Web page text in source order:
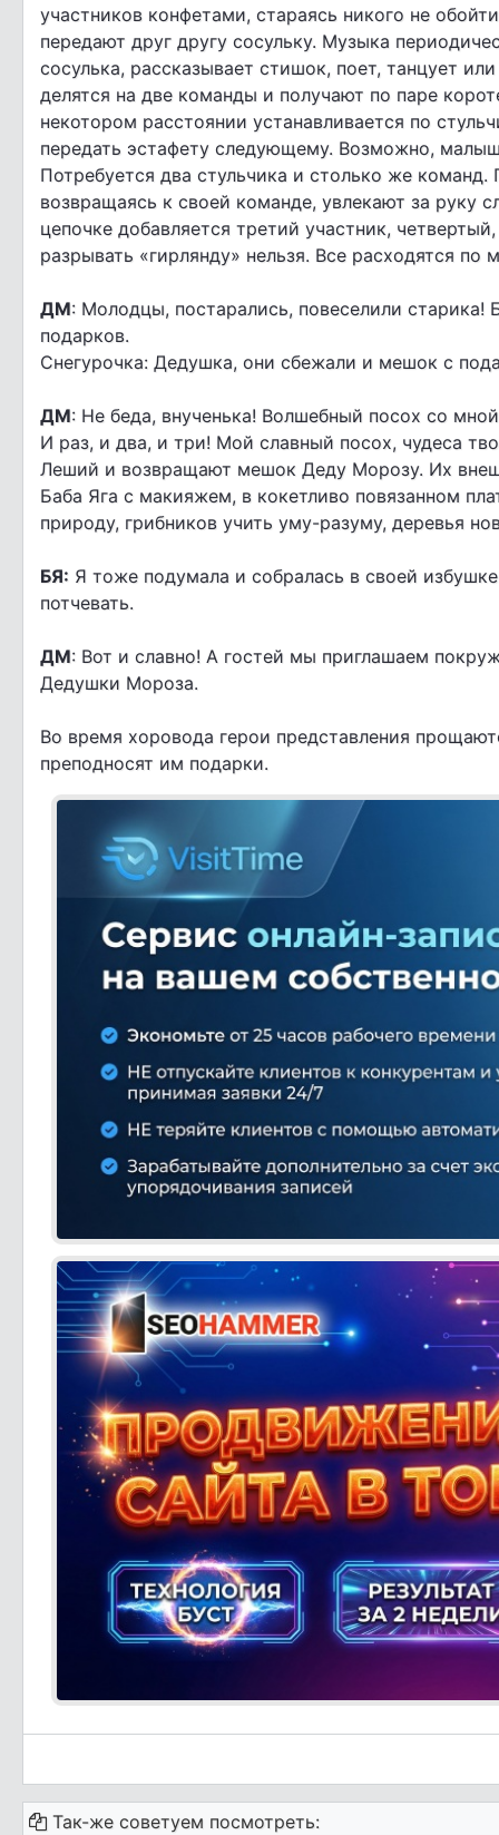
участников конфетами, стараясь никого не
передают друг другу сосульку. Музыка
сосулька, рассказывает стишок, поет, танцует
делятся на две команды и получают по паре
некотором расстоянии устанавливается по
передать эстафету следующему. Возможно,
Потребуется два стульчика и столько же
возвращаясь к своей команде, увлекают за
цепочке добавляется третий участник,
разрывать «гирлянду» нельзя. Все расходятся
ДМ: Молодцы, постарались, повеселили
подарков.
Снегурочка: Дедушка, они сбежали и мешок с
ДМ: Не беда, внученька! Волшебный посох со
И раз, и два, и три! Мой славный посох, чудеса
Леший и возвращают мешок Деду Морозу. Их
Баба Яга с макияжем, в кокетливо повязанном
природу, грибников учить уму-разуму, деревья
БЯ: Я тоже подумала и собралась в своей
потчевать.
ДМ: Вот и славно! А гостей мы приглашаем
Дедушки Мороза.
Во время хоровода герои представления
преподносят им подарки.
Так-же советуем посмотреть: